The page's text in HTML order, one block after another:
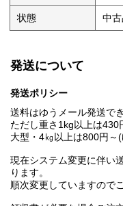
状態 中古
発送について
発送ポリシー
送料はゆうメール発送で
ただし重さ1kg以上は430
大型・4㎏以上は800円～
現在システム変更に伴い
ります。
順次変更していますので